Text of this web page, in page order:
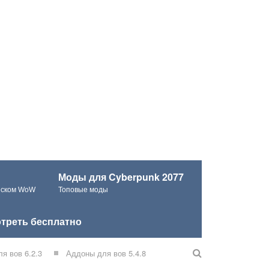
WoW
Моды для Cyberpunk 2077
Топовые моды
бесплатно
вов 6.2.3 Аддоны для вов 5.4.8